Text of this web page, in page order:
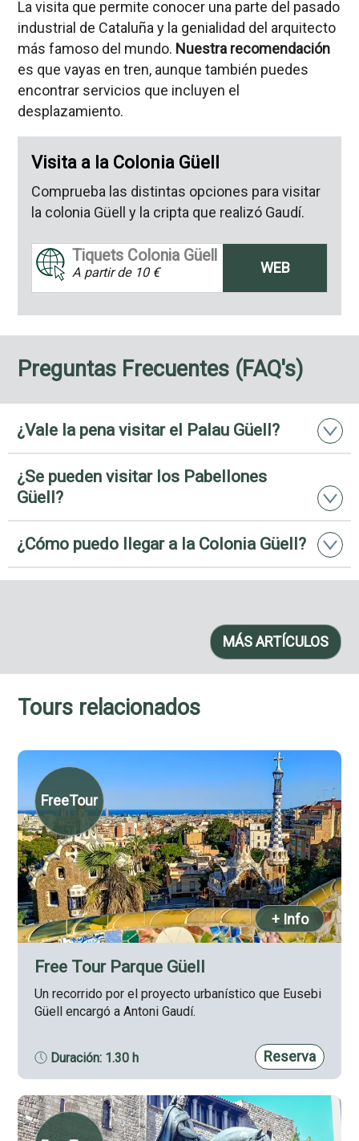
La visita que permite conocer una parte del pasado
industrial de Cataluña y la genialidad del arquitecto
más famoso del mundo. Nuestra recomendación
es que vayas en tren, aunque también puedes
encontrar servicios que incluyen el
desplazamiento.
Visita a la Colonia Güell
Comprueba las distintas opciones para visitar
la colonia Güell y la cripta que realizó Gaudí.
Tiquets Colonia Güell
A partir de 10 € WEB
Preguntas Frecuentes (FAQ's)
¿Vale la pena visitar el Palau Güell?
¿Se pueden visitar los Pabellones
Güell?
¿Cómo puedo llegar a la Colonia Güell?
MÁS ARTÍCULOS
Tours relacionados
FreeTour
+ Info
Free Tour Parque Güell
Un recorrido por el proyecto urbanístico que Eusebi
Güell encargó a Antoni Gaudí.
Duración: 1.30 h Reserva